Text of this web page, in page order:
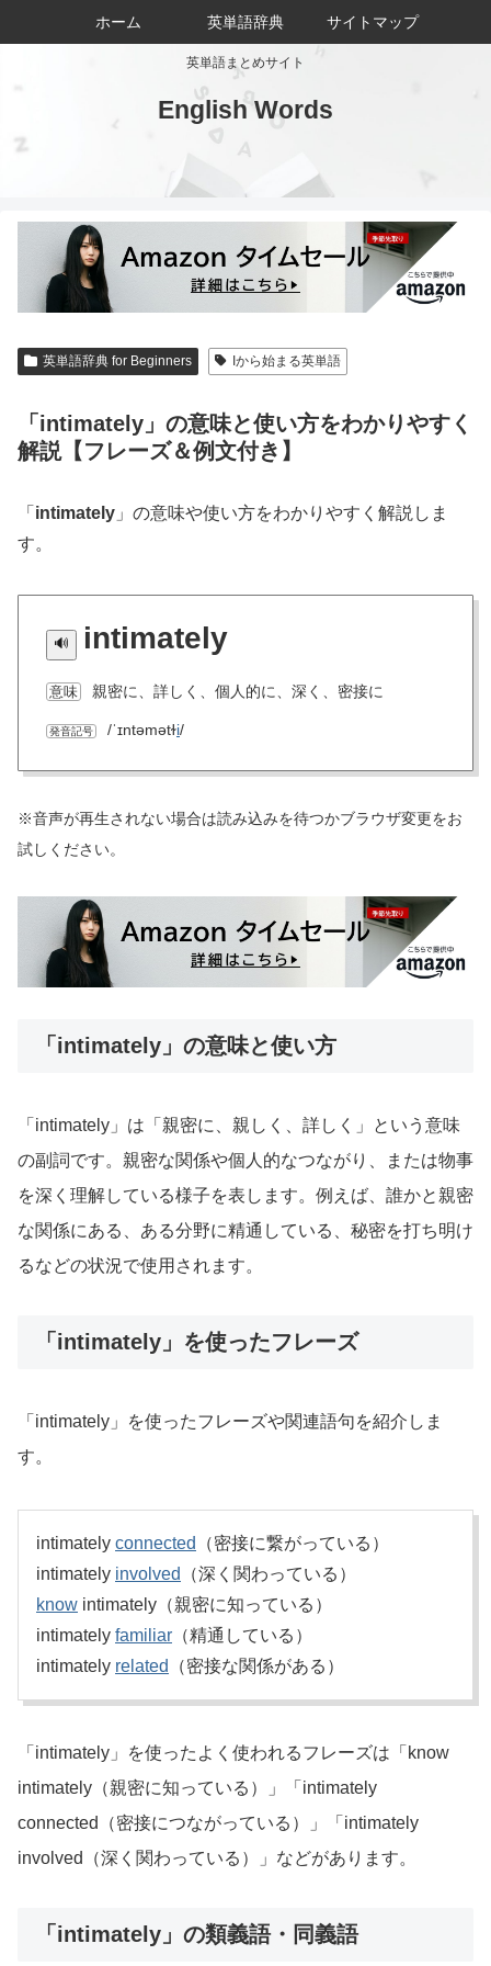
英単語まとめサイト
English Words
ホーム 英単語辞典 サイトマップ
英単語辞典 for Beginners Iから始まる英単語
「intimately」の意味と使い方をわかりやすく
解説【フレーズ＆例文付き】
「 intimately 」の意味や使い方をわかりやすく解説しま
す。
intimately
意味 親密に、詳しく、個人的に、深く、密接に
発音記号 /ˈɪntəmətɫi/
※音声が再生されない場合は読み込みを待つかブラウザ変更をお
試しください。
「intimately」の意味と使い方
「intimately」は「親密に、親しく、詳しく」という意味
の副詞です。親密な関係や個人的なつながり、または物事
を深く理解している様子を表します。例えば、誰かと親密
な関係にある、ある分野に精通している、秘密を打ち明け
るなどの状況で使用されます。
「intimately」を使ったフレーズ
「intimately」を使ったフレーズや関連語句を紹介しま
す。
intimately connected
（密接に繋がっている）
intimately involved
（深く関わっている）
know intimately（親密に知っている）
intimately familiar （精通している）
intimately related （密接な関係がある）
「intimately」を使ったよく使われるフレーズは「know
intimately（親密に知っている）」「intimately
connected（密接につながっている）」「intimately
involved（深く関わっている）」などがあります。
「intimately」の類義語・同義語